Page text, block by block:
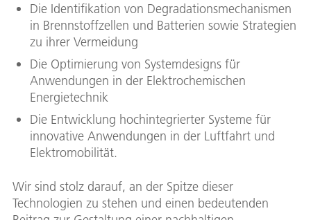
Die Identifikation von Degradationsmechanismen
in Brennstoffzellen und Batterien sowie Strategien
zu ihrer Vermeidung
Die Optimierung von Systemdesigns für
Anwendungen in der Elektrochemischen
Energietechnik
Die Entwicklung hochintegrierter Systeme für
innovative Anwendungen in der Luftfahrt und
Elektromobilität.
Wir sind stolz darauf, an der Spitze dieser
Technologien zu stehen und einen bedeutenden